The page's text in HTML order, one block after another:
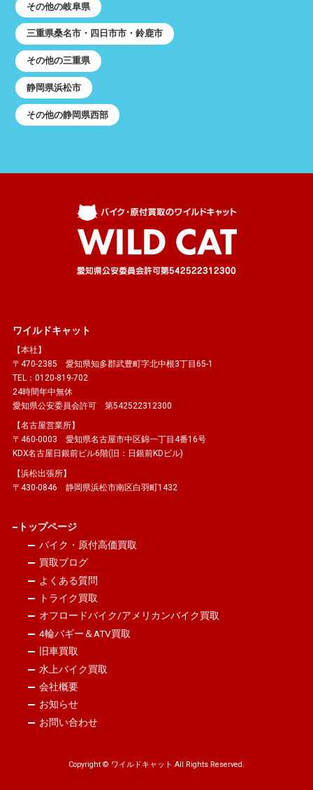
その他の岐阜県
三重県桑名市・四日市市・鈴鹿市
その他の三重県
静岡県浜松市
その他の静岡県西部
ワイルドキャット
【本社】
〒470-2385 愛知県知多郡武豊町字北中根3丁目65-1
TEL：0120-819-702
24時間年中無休
愛知県公安委員会許可 第542522312300
【名古屋営業所】
〒460-0003 愛知県名古屋市中区錦一丁目4番16号
KDX名古屋日銀前ビル6階(旧：日銀前KDビル)
【浜松出張所】
〒430-0846 静岡県浜松市南区白羽町1432
トップページ
バイク・原付高価買取
買取ブログ
よくある質問
トライク買取
オフロードバイク/アメリカンバイク買取
4輪バギー＆ATV買取
旧車買取
水上バイク買取
会社概要
お知らせ
お問い合わせ
Copyright © ワイルドキャット All Rights Reserved.